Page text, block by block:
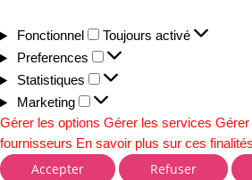
Fonctionnel
Toujours activé
Preferences
Statistiques
Marketing
Gérer les options Gérer les services Gérer
fournisseurs En savoir plus sur ces finalités
Accepter Refuser